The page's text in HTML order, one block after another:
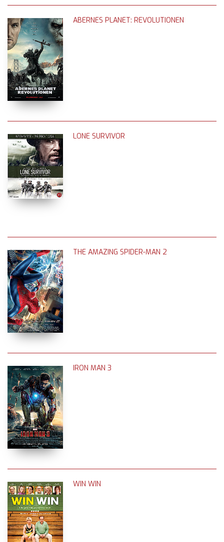
ABERNES PLANET: REVOLUTIONEN
LONE SURVIVOR
THE AMAZING SPIDER-MAN 2
IRON MAN 3
WIN WIN